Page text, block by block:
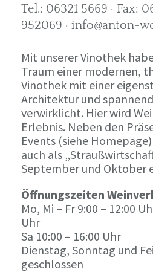
Tel.: 06321 5669 · Fax:
952069 · info@anton-
Mit unserer Vinothek
Traum einer modernen,
Vinothek mit einer
Architektur und
verwirklicht. Hier wird
Erlebnis. Neben den
Events (siehe
auch als
September und Oktober
Öffnungszeiten
Mo, Mi – Fr 9:00 – 12:00
Uhr
Sa 10:00 – 16:00 Uhr
Dienstag, Sonntag und
geschlossen